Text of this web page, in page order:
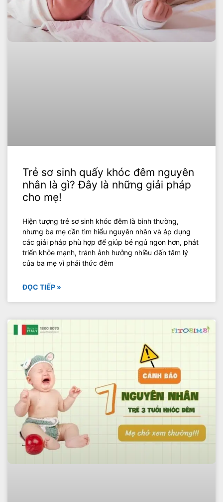
Trẻ sơ sinh quấy khóc đêm nguyên
nhân là gì? Đây là những giải pháp
cho mẹ!
Hiện tượng trẻ sơ sinh khóc đêm là bình thường,
nhưng ba mẹ cần tìm hiểu nguyên nhân và áp dụng
các giải pháp phù hợp để giúp bé ngủ ngon hơn, phát
triển khỏe mạnh, tránh ảnh hưởng nhiều đến tâm lý
của ba mẹ vì phải thức đêm
ĐỌC TIẾP »